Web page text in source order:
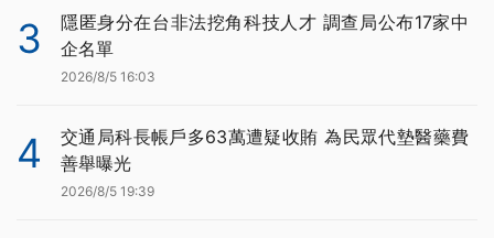
3
隱匿身分在台非法挖角科技人才 調查局公布17家中
企名單
2026/8/5 16:03
4
交通局科長帳戶多63萬遭疑收賄 為民眾代墊醫藥費
善舉曝光
2026/8/5 19:39